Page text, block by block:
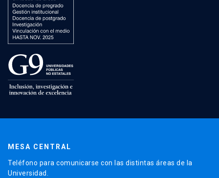
MESA CENTRAL
Teléfono para comunicarse con las distintas áreas de la
Universidad.